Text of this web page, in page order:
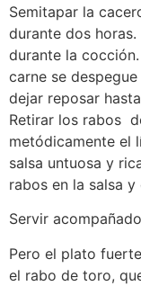
Semitapar la
durante dos
durante la
carne se
dejar reposar
Retirar los rabos
metódicamente el
salsa untuosa y
rabos en la salsa y
Servir
Pero el plato
el rabo de toro,